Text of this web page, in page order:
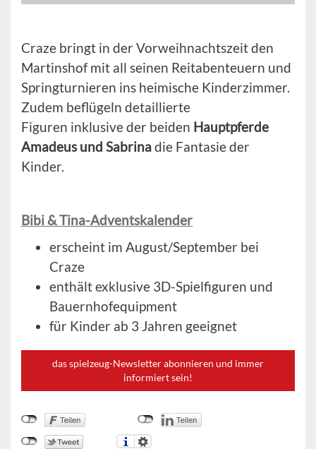
Craze bringt in der Vorweihnachtszeit den
Martinshof mit all seinen Reitabenteuern und
Springturnieren ins heimische Kinderzimmer.
Zudem beflügeln detaillierte
Figuren inklusive der beiden Hauptpferde
Amadeus und Sabrinadie Fantasie der
Kinder.
Bibi & Tina-Adventskalender
erscheint im August/September bei
Craze
enthält exklusive 3D-Spielfiguren und
Bauernhofequipment
für Kinder ab 3 Jahren geeignet
das spielzeug-Newsletter abonnieren und immer
informiert sein!